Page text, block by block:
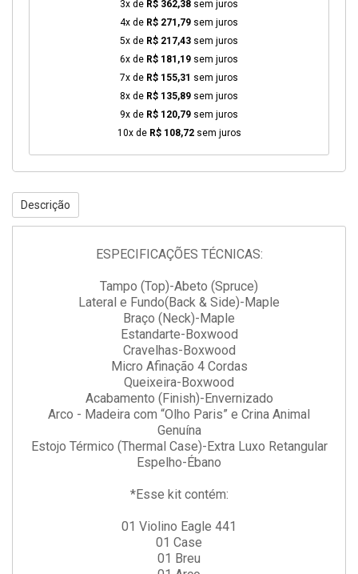
3x de R$ 362,38 sem juros
4x de R$ 271,79 sem juros
5x de R$ 217,43 sem juros
6x de R$ 181,19 sem juros
7x de R$ 155,31 sem juros
8x de R$ 135,89 sem juros
9x de R$ 120,79 sem juros
10x de R$ 108,72sem juros
Descrição
ESPECIFICAÇÕES TÉCNICAS:
Tampo (Top)-Abeto (Spruce)
Lateral e Fundo(Back & Side)-Maple
Braço (Neck)-Maple
Estandarte-Boxwood
Cravelhas-Boxwood
Micro Afinação 4 Cordas
Queixeira-Boxwood
Acabamento (Finish)-Envernizado
Arco - Madeira com “Olho Paris” e Crina Animal
Genuína
Estojo Térmico (Thermal Case)-Extra Luxo Retangular
Espelho-Ébano
*Esse kit contém:
01 Violino Eagle 441
01 Case
01 Breu